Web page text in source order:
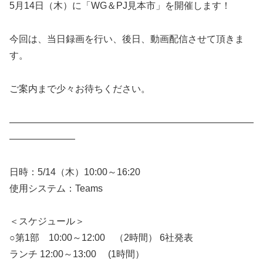
5月14日（木）に「WG＆PJ見本市」を開催します！
今回は、当日録画を行い、後日、動画配信させて頂きま
す。
ご案内まで少々お待ちください。
——————————————————————————
———————
日時：5/14（木）10:00～16:20
使用システム：Teams
＜スケジュール＞
○第1部 10:00～12:00 （2時間） 6社発表
ランチ 12:00～13:00 (1時間）